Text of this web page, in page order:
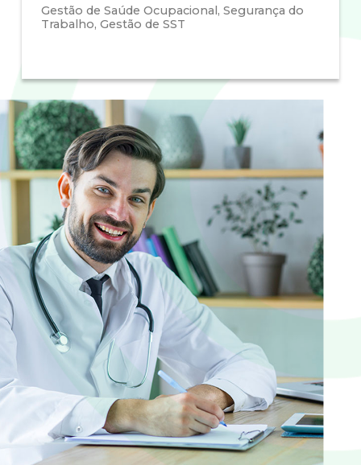
Gestão de Saúde Ocupacional, Segurança do
Trabalho, Gestão de SST